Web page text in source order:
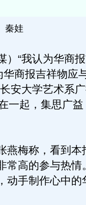
秦娃
我认为华商报
华商报吉祥物应
安大学艺术系
一起，集思广
梅称，看到本
常高的参与热情
动手制作心中的